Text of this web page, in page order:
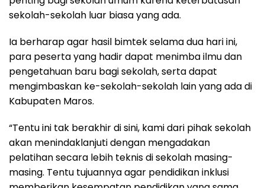
sekolah-sekolah luar biasa yang ada.
Ia berharap agar hasil bimtek selama dua hari ini,
para peserta yang hadir dapat menimba ilmu dan
pengetahuan baru bagi sekolah, serta dapat
mengimbaskan ke-sekolah-sekolah lain yang ada di
Kabupaten Maros.
“Tentu ini tak berakhir di sini, kami dari pihak sekolah
akan menindaklanjuti dengan mengadakan
pelatihan secara lebih teknis di sekolah masing-
masing. Tentu tujuannya agar pendidikan inklusi